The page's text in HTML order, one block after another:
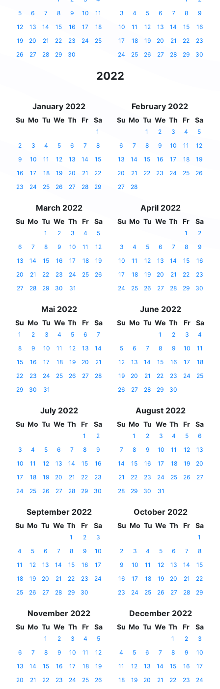
5
6 7 8 9 10
11
12
13 14 15 16 17
18
19
20 21 22 23 24
25
26
27 28 29 30
3
4 5 6 7 8
9
10
11 12 13 14 15
16
17
18 19 20 21 22
23
24
25 26 27 28 29 30
2022
January 2022
Su Mo Tu We Th Fr Sa
1
2
3 4 5 6 7
8
9
10 11 12 13 14
15
16
17 18 19 20 21
22
23
24 25 26 27 28 29
February 2022
Su Mo Tu We Th Fr Sa
1 2 3 4
5
6
7 8 9 10 11
12
13
14 15 16 17 18
19
20
21 22 23 24 25
26
27
28
March 2022
Su Mo Tu We Th Fr Sa
1 2 3 4
5
6
7 8 9 10 11
12
13
14 15 16 17 18
19
20
21 22 23 24 25
26
27
28 29 30 31
April 2022
Su Mo Tu We Th Fr Sa
1
2
3
4 5 6 7 8
9
10
11 12 13 14 15
16
17
18 19 20 21 22
23
24
25 26 27 28 29 30
Mai 2022
Su Mo Tu We Th Fr Sa
1 2 3 4 5 6
7
8
9 10 11 12 13
14
15
16 17 18 19 20
21
22
23 24 25 26 27
28
29
30 31
June 2022
Su Mo Tu We Th Fr Sa
1 2 3
4
5
6 7 8 9 10
11
12
13 14 15 16 17
18
19
20 21 22 23 24
25
26
27 28 29 30
July 2022
Su Mo Tu We Th Fr Sa
1
2
3
4 5 6 7 8
9
10
11 12 13 14 15
16
17
18 19 20 21 22
23
24
25 26 27 28 29 30
August 2022
Su Mo Tu We Th Fr Sa
1 2 3 4 5
6
7
8 9 10 11 12
13
14
15 16 17 18 19
20
21
22 23 24 25 26
27
28
29 30 31
September 2022
Su Mo Tu We Th Fr Sa
1 2
3
4
5 6 7 8 9
10
11
12 13 14 15 16
17
18
19 20 21 22 23
24
25
26 27 28 29 30
October 2022
Su Mo Tu We Th Fr Sa
1
2
3 4 5 6 7
8
9
10 11 12 13 14
15
16
17 18 19 20 21
22
23
24 25 26 27 28 29
November 2022
Su Mo Tu We Th Fr Sa
1 2 3 4
5
6
7 8 9 10 11
12
13
14 15 16 17 18
19
20
21 22 23 24 25
26
December 2022
Su Mo Tu We Th Fr Sa
1 2
3
4
5 6 7 8 9
10
11
12 13 14 15 16
17
18
19 20 21 22 23
24